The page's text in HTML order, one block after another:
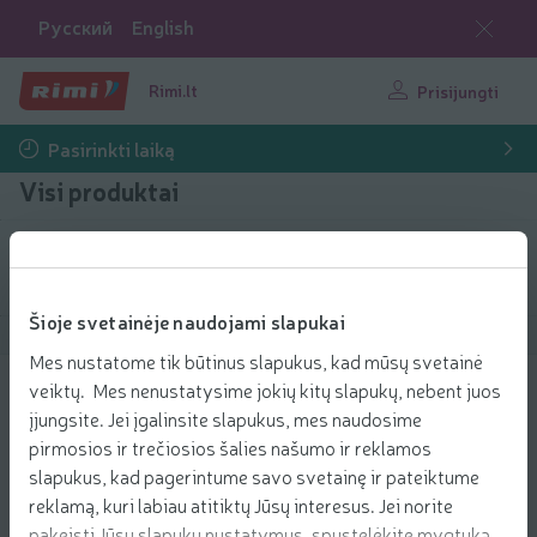
Šioje svetainėje naudojami slapukai
Mes nustatome tik būtinus slapukus, kad mūsų svetainė
veiktų. Mes nenustatysime jokių kitų slapukų, nebent juos
įjungsite. Jei įgalinsite slapukus, mes naudosime
pirmosios ir trečiosios šalies našumo ir reklamos
slapukus, kad pagerintume savo svetainę ir pateiktume
reklamą, kuri labiau atitiktų Jūsų interesus. Jei norite
Русский English
Rimi.lt Prisijungti
Pasirinkti laiką
Visi produktai
Filtruoti produktus
Rodyti produktus
Tirpioji kava VESPUCCI, 200 g
3.49 € už vnt.
349 Kaina už vienetą: 17,45 €/kg
17,45 €/kg
Įdėti į krepšelį